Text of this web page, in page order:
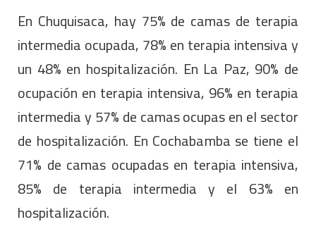
En Chuquisaca, hay 75% de camas de terapia
intermedia ocupada, 78% en terapia intensiva y
un 48% en hospitalización. En La Paz, 90% de
ocupación en terapia intensiva, 96% en terapia
intermedia y 57% de camas ocupas en el sector
de hospitalización. En Cochabamba se tiene el
71% de camas ocupadas en terapia intensiva,
85% de terapia intermedia y el 63% en
hospitalización.